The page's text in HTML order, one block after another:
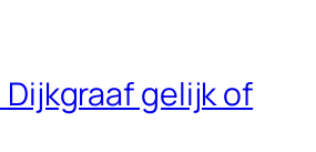
gelijk of